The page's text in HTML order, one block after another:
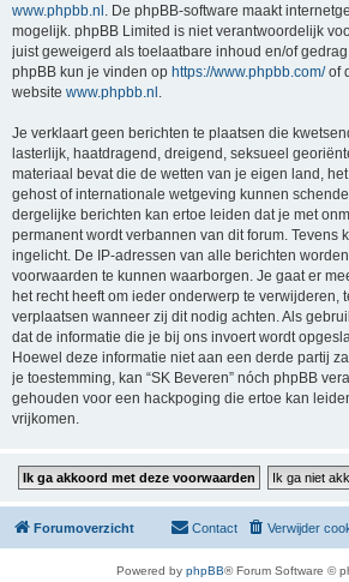
www.phpbb.nl . De phpBB-software maakt
mogelijk. phpBB Limited is niet verantwoordelijk
juist geweigerd als toelaatbare inhoud en/of
phpBB kun je vinden op https://www.phpbb.com/of
website www.phpbb.nl .
Je verklaart geen berichten te plaatsen die
lasterlijk, haatdragend, dreigend, seksueel
materiaal bevat die de wetten van je eigen land,
gehost of internationale wetgeving kunnen
dergelijke berichten kan ertoe leiden dat je met
permanent wordt verbannen van dit forum. Tevens
ingelicht. De IP-adressen van alle berichten
voorwaarden te kunnen waarborgen. Je gaat er
het recht heeft om ieder onderwerp te verwijderen,
verplaatsen wanneer zij dit nodig achten. Als
dat de informatie die je bij ons invoert wordt
Hoewel deze informatie niet aan een derde partij
je toestemming, kan “SK Beveren” nóch phpBB
gehouden voor een hackpoging die ertoe kan
vrijkomen.
Forumoverzicht Verwijder
Contact
Powered by phpBB® Forum Software ©